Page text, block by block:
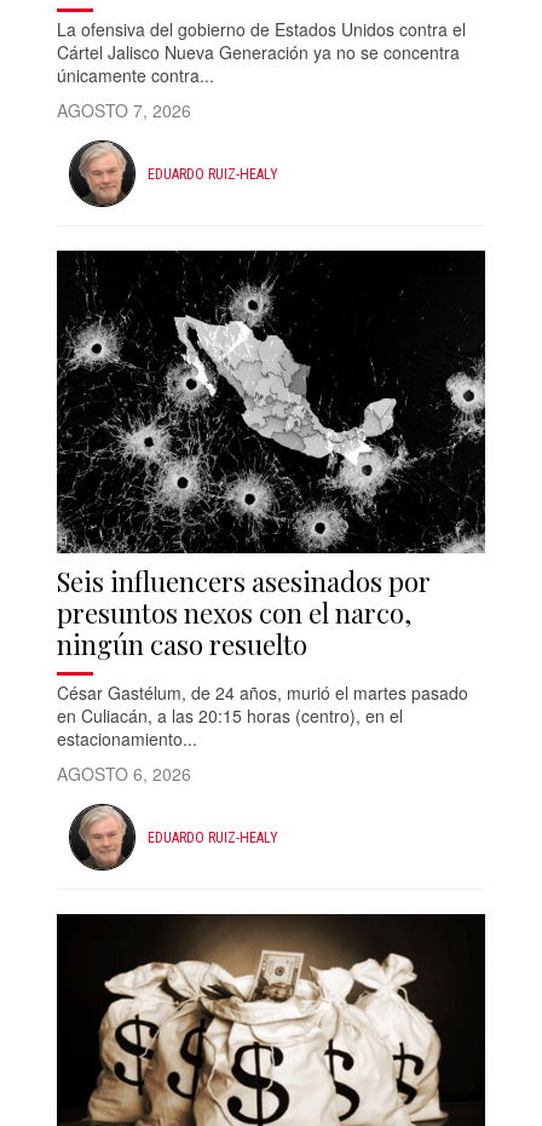
La ofensiva del gobierno de Estados Unidos contra el
Cártel Jalisco Nueva Generación ya no se concentra
únicamente contra...
AGOSTO 7, 2026
EDUARDO RUIZ-HEALY
Seis influencers asesinados por
presuntos nexos con el narco,
ningún caso resuelto
César Gastélum, de 24 años, murió el martes pasado
en Culiacán, a las 20:15 horas (centro), en el
estacionamiento...
AGOSTO 6, 2026
EDUARDO RUIZ-HEALY